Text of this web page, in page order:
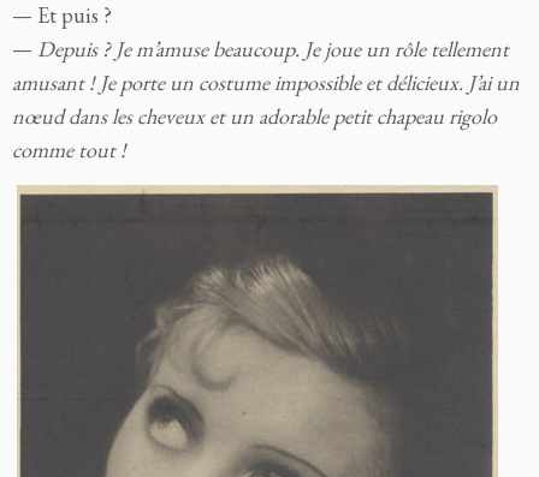
— Et puis ?
— Depuis ? Je m’amuse beaucoup. Je joue un rôle tellement
amusant ! Je porte un costume impossible et délicieux. J’ai un
nœud dans les cheveux et un adorable petit chapeau rigolo
comme tout !